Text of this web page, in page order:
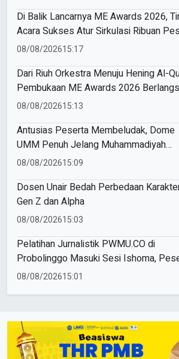
Di Balik Lancarnya ME Awards 2026,
Acara Sukses Atur Sirkulasi Ribuan
di Dome UMM
08/08/202615:17
Dari Riuh Orkestra Menuju Hening Al-
Pembukaan ME Awards 2026
Khidmat
08/08/202615:13
Antusias Peserta Membeludak, Dome
UMM Penuh Jelang Muhammadiyah
Education Awards 2026
08/08/202615:09
Dosen Unair Bedah Perbedaan
Gen Z dan Alpha
08/08/202615:03
Pelatihan Jurnalistik PWMU.CO di
Probolinggo Masuki Sesi Ishoma,
Antusias Ikuti Materi
08/08/202615:01